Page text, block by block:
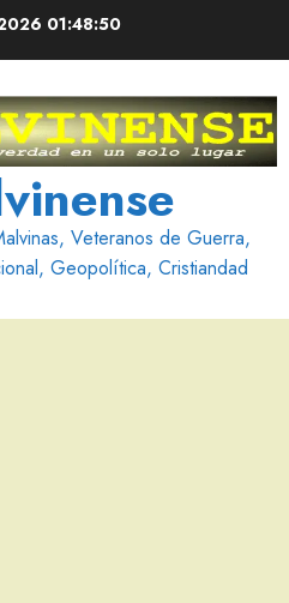
01:48:50
Veteranos de Guerra,
Geopolítica, Cristiandad